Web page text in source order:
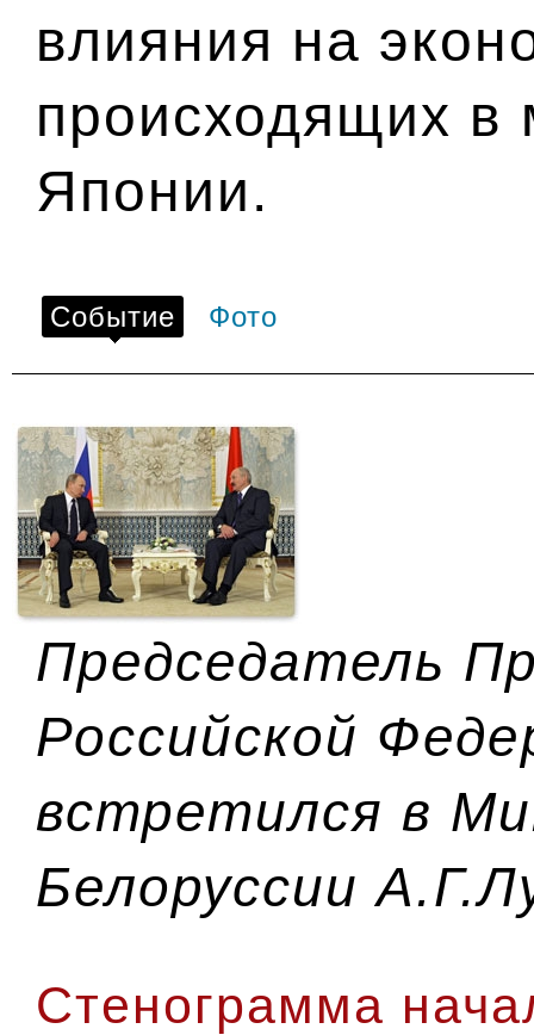
влияния на
происходящих в
Японии.
Событие Фото
Председатель
Российской
встретился в
Белоруссии
Стенограмма